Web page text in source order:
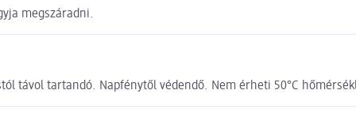
megszáradni.
távol tartandó. Napfénytől védendő. Nem érheti 50°C